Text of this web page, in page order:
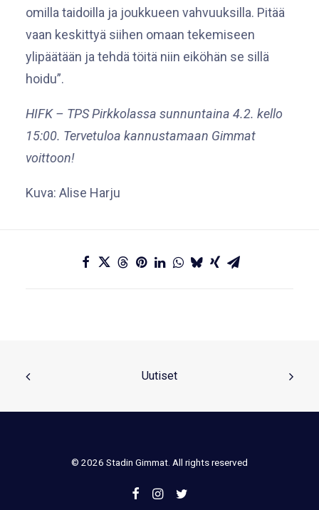
omilla taidoilla ja joukkueen vahvuuksilla. Pitää
vaan keskittyä siihen omaan tekemiseen
ylipäätään ja tehdä töitä niin eiköhän se sillä
hoidu”.
HIFK – TPS Pirkkolassa sunnuntaina 4.2. kello
15:00. Tervetuloa kannustamaan Gimmat
voittoon!
Kuva: Alise Harju
Uutiset
© 2026 Stadin Gimmat. All rights reserved